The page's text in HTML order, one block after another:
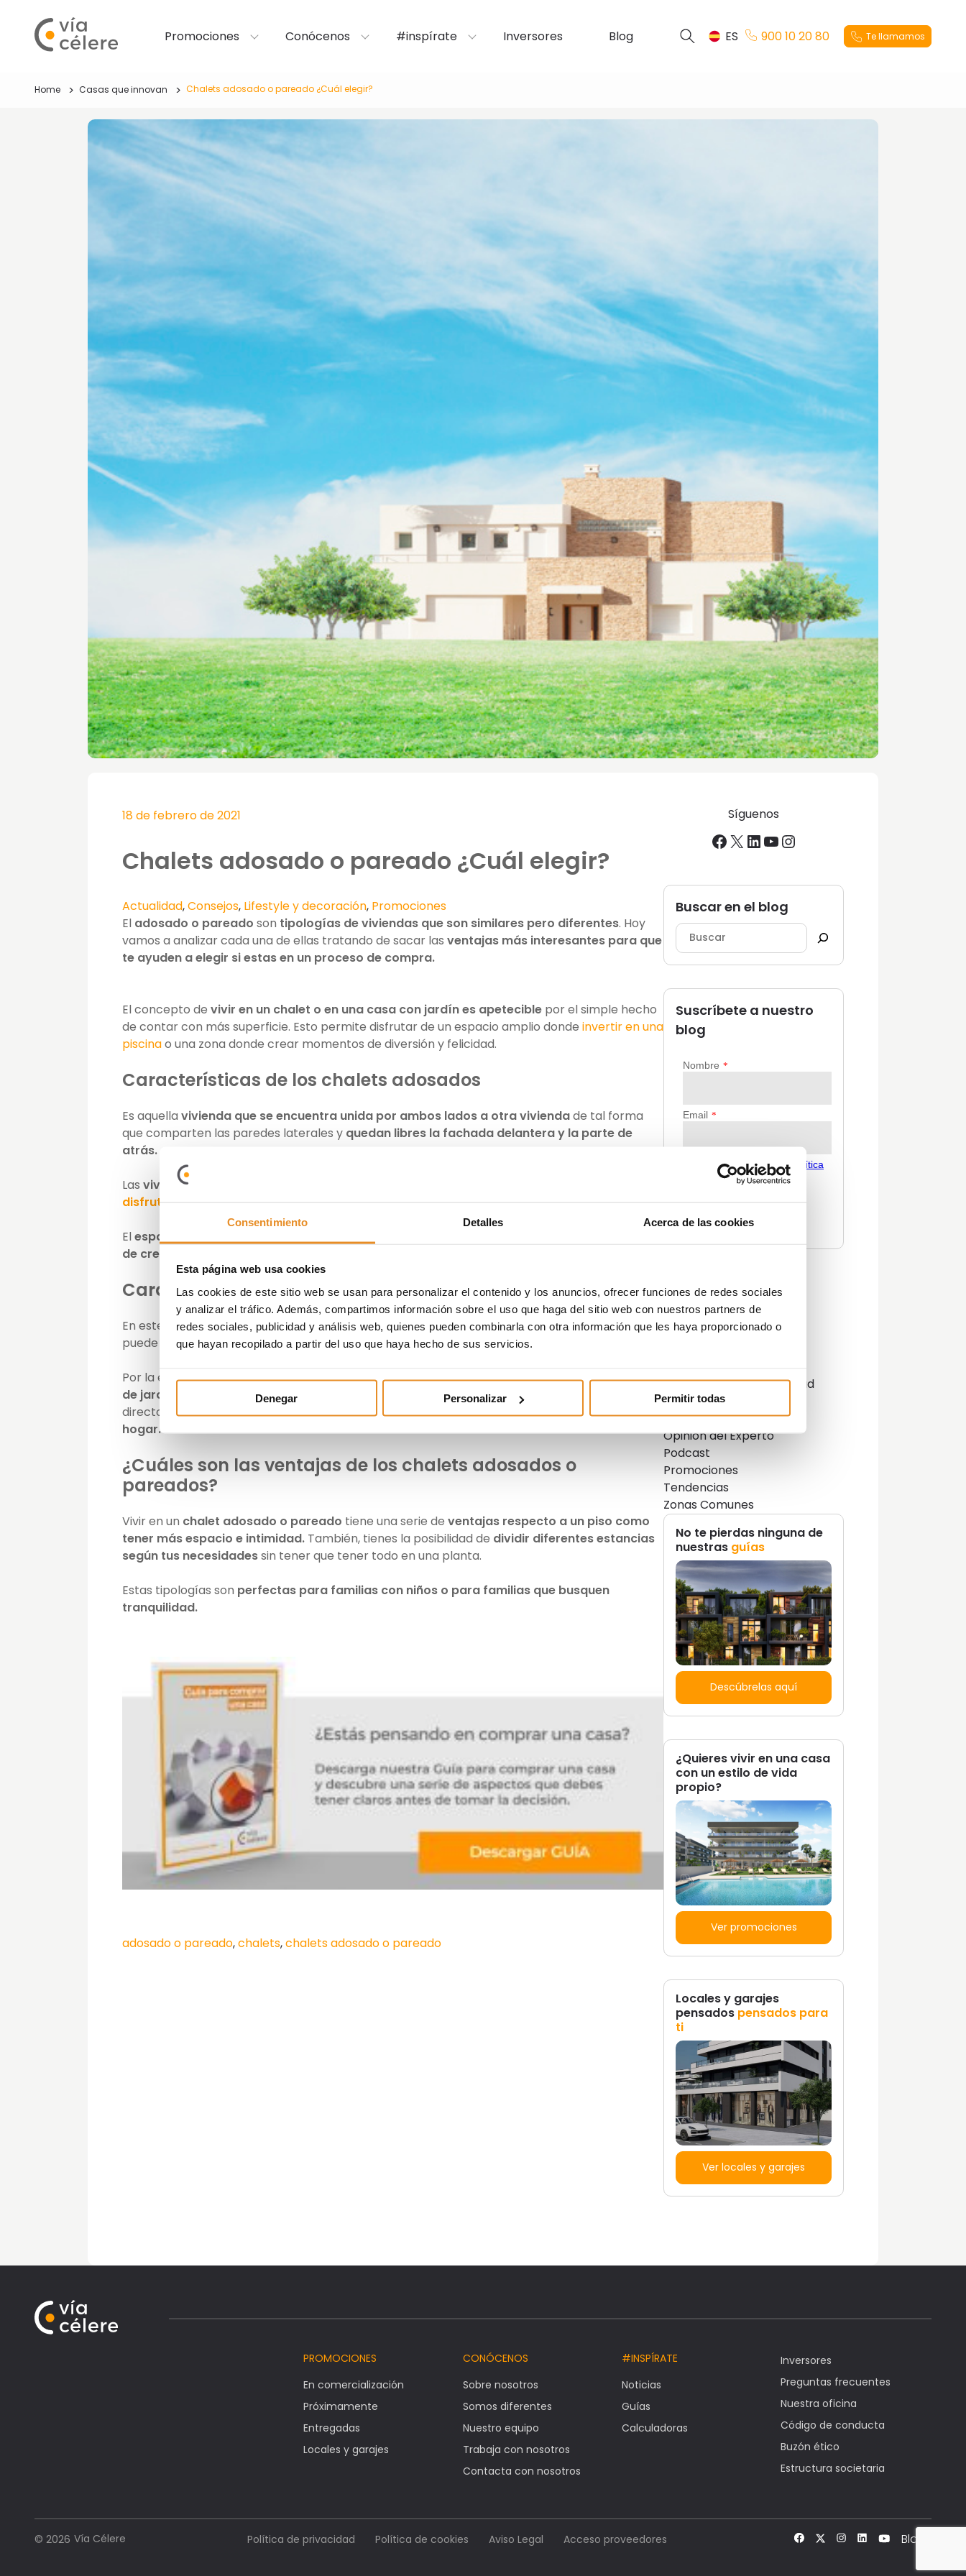
Consentimiento Detalles Acerca de las cookies
Esta página web usa cookies
Las cookies de este sitio web se usan para personalizar el contenido y los anuncios, ofrecer funciones de redes sociales
y analizar el tráfico. Además, compartimos información sobre el uso que haga del sitio web con nuestros partners de
redes sociales, publicidad y análisis web, quienes pueden combinarla con otra información que les haya proporcionado o
que hayan recopilado a partir del uso que haya hecho de sus servicios.
Denegar Personalizar Permitir todas
Promociones Conócenos #inspírate Inversores Blog ES 900 10 20 80 Te llamamos
Home Casas que innovan Chalets adosado o pareado ¿Cuál elegir?
18 de febrero de 2021
Chalets adosado o pareado ¿Cuál elegir?
Actualidad,Consejos, Lifestyle y decoración, Promociones
El adosado o pareado son tipologías de viviendas que son similares pero diferentes. Hoy
vamos a analizar cada una de ellas tratando de sacar las ventajas más interesantes para que
te ayuden a elegir si estas en un proceso de compra.
El concepto de vivir en un chalet o en una casa con jardín es apetecible por el simple hecho
de contar con más superficie. Esto permite disfrutar de un espacio amplio donde invertir en una
piscinao una zona donde crear momentos de diversión y felicidad.
Características de los chalets adosados
Es aquella vivienda que se encuentra unida por ambos lados a otra viviendade tal forma
que comparten las paredes laterales y quedan libres la fachada delantera y la parte de
atrás.
Las viviendas adosadas
disfrutar de zonas comunes
Elespacio de un adosado
de crear diferentes zonas independientes.
Características de los chalets pareados
En este tipo de viviendasexiste una pared en común con la casa de al lado. De esta forma, se
puede contar unas 3 fachadas libres para disfrutar de mayor espacio.
Por la estructura deun pareado suelen contar con más superficie tanto de vivienda como
de jardín
. La convivencia con otros vecinos es mejor puesto que no tienes un contacto tan
directo como en los adosados. Se podría decir quedisfrutas de mayor privacidad en el
hogar.
¿Cuáles son las ventajas de los chalets adosados o
pareados?
Vivir en un chalet adosado o pareado tiene una serie de ventajas respecto a un piso como
tener más espacio e intimidad. También, tienes la posibilidad de dividir diferentes estancias
según tus necesidadessin tener que tener todo en una planta.
Estas tipologías son perfectas para familias con niños o para familias que busquen
tranquilidad.
adosado o pareado,chalets,chalets adosado o pareado
Síguenos
Facebook
X LinkedIn
YouTube
Instagram
Buscar en el blog
Suscríbete a nuestro
blog
Categorías
Actualidad
Consejos
Innovación y sostenibilidad
Lifestyle
Lifestyle y decoración
Opinión del Experto
Podcast
Promociones
Tendencias
Zonas Comunes
No te pierdas ninguna de
nuestras guías
Descúbrelas aquí
¿Quieres vivir en una casa
con un estilo de vida
propio?
Ver promociones
Locales y garajes
pensados pensados para
ti
Ver locales y garajes
PROMOCIONES
En comercialización
Próximamente
Entregadas
Locales y garajes
CONÓCENOS
Sobre nosotros
Somos diferentes
Nuestro equipo
Trabaja con nosotros
Contacta con nosotros
#INSPÍRATE
Noticias
Guías
Calculadoras
Inversores
Preguntas frecuentes
Nuestra oficina
Código de conducta
Buzón ético
Estructura societaria
© 2026 Vía Célere Política de privacidad Política de cookies Aviso Legal Acceso proveedores Blog